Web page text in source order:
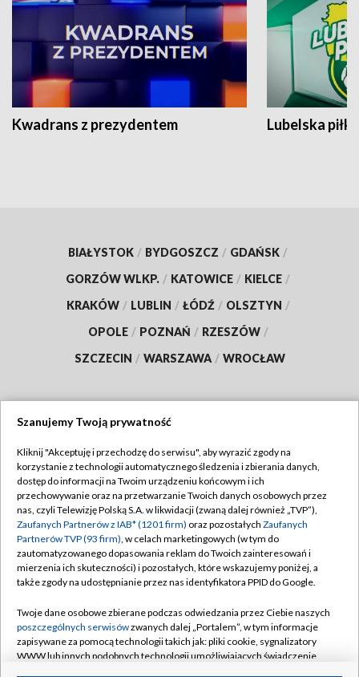
Kwadrans z prezydentem Lubelska piłka
BIAŁYSTOK / BYDGOSZCZ / GDAŃSK /
GORZÓW WLKP. / KATOWICE / KIELCE /
KRAKÓW / LUBLIN / ŁÓDŹ / OLSZTYN /
OPOLE / POZNAŃ / RZESZÓW /
SZCZECIN / WARSZAWA / WROCŁAW
TVP
Abonament TVP
Emisja w TVP
Centrum informacji TVP
Naziemna Telewizja Cyfrowa
Rada Programowa
System NOS
Regulamin TVP
Polityka prywatności
Moje zgody
Pomoc
Kontakt
Szanujemy Twoją prywatność
Kliknij "Akceptuję i przechodzę do serwisu", aby wyrazić zgody na
korzystanie z technologii automatycznego śledzenia i zbierania danych,
dostęp do informacji na Twoim urządzeniu końcowym i ich
przechowywanie oraz na przetwarzanie Twoich danych osobowych przez
nas, czyli Telewizję Polską S.A. w likwidacji (zwaną dalej również „TVP”),
Zaufanych Partnerów z IAB* (1201 firm) oraz pozostałych Zaufanych
Partnerów TVP (93 firm), w celach marketingowych (w tym do
zautomatyzowanego dopasowania reklam do Twoich zainteresowań i
mierzenia ich skuteczności) i pozostałych, które wskazujemy poniżej, a
także zgody na udostępnianie przez nas identyfikatora PPID do Google.
Twoje dane osobowe zbierane podczas odwiedzania przez Ciebie naszych
poszczególnych serwisówzwanych dalej „Portalem”, w tym informacje
zapisywane za pomocą technologii takich jak: pliki cookie, sygnalizatory
WWW lub innych podobnych technologii umożliwiających świadczenie